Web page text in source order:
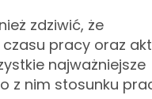
zdziwić, że
pracy oraz
najważniejsze
z nim stosunku